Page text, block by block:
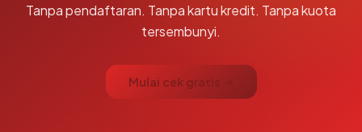
Tanpa pendaftaran. Tanpa kartu kredit. Tanpa kuota
tersembunyi.
Mulai cek gratis →